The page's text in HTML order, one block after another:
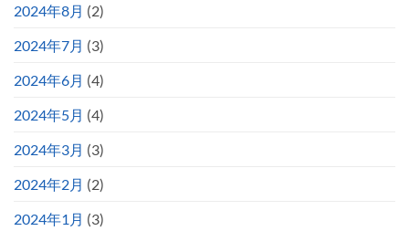
2024年8月 (2)
2024年7月 (3)
2024年6月 (4)
2024年5月 (4)
2024年3月 (3)
2024年2月 (2)
2024年1月 (3)